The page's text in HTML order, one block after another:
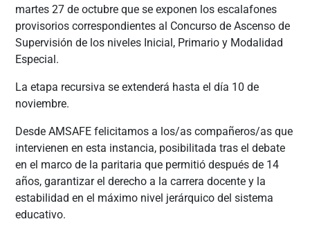
martes 27 de octubre que se exponen los escalafones
provisorios correspondientes al Concurso de Ascenso de
Supervisión de los niveles Inicial, Primario y Modalidad
Especial.
La etapa recursiva se extenderá hasta el día 10 de
noviembre.
Desde AMSAFE felicitamos a los/as compañeros/as que
intervienen en esta instancia, posibilitada tras el debate
en el marco de la paritaria que permitió después de 14
años, garantizar el derecho a la carrera docente y la
estabilidad en el máximo nivel jerárquico del sistema
educativo.